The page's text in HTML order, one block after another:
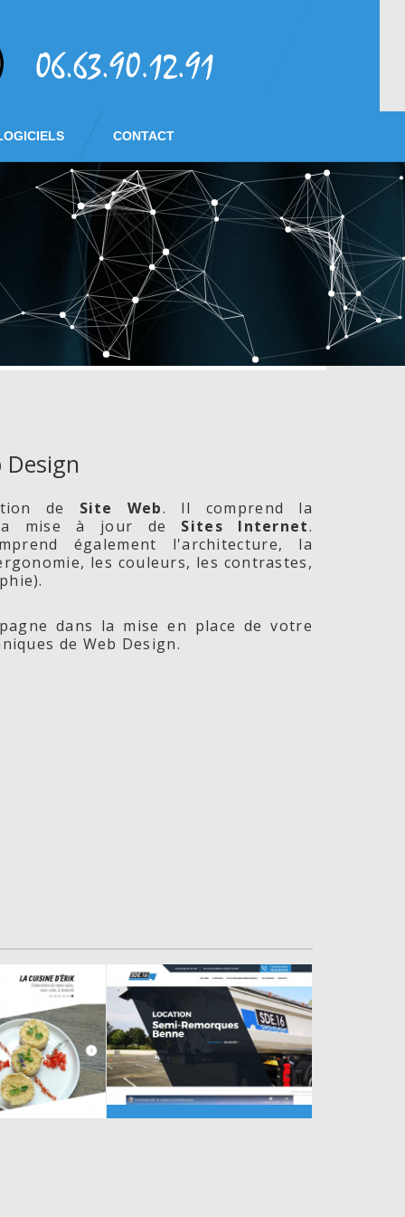
CONTACT
Design
de Site Web. Il comprend la
mise à jour de Sites Internet.
également l'architecture, la
les couleurs, les contrastes,
dans la mise en place de votre
de Web Design.